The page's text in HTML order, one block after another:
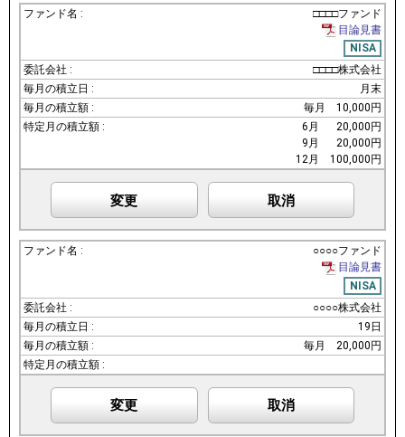
□□□□ファンド
目論見書
NISA
□□□□株式会社
月末
毎月
10,000円
6月
20,000円
9月
20,000円
12月
100,000円
変更 取消
○○○○ファンド
目論見書
NISA
○○○○株式会社
19日
毎月
20,000円
変更 取消